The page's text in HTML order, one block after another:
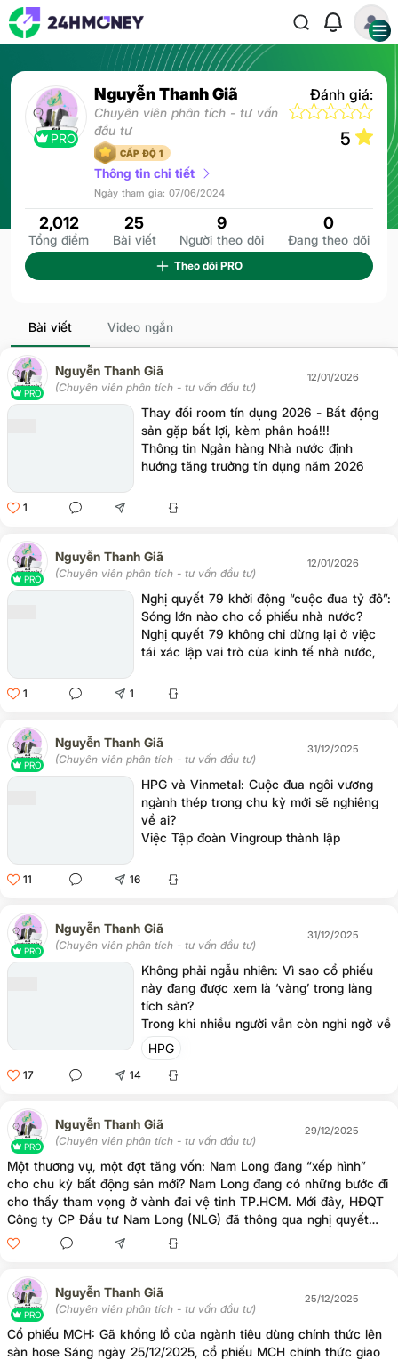
PRO
Nguyễn Thanh Giã
Chuyên viên phân tích - tư vấn
đầu tư
CẤP ĐỘ 1
Thông tin chi tiết
Ngày tham gia: 07/06/2024
Đánh giá:
5
2,012
Tổng điểm
25
Bài viết
9
Người theo dõi
0
Đang theo dõi
Theo dõi PRO
Bài viết Video ngắn
PRO
Nguyễn Thanh Giã
(Chuyên viên phân tích - tư vấn đầu tư)
12/01/2026
Thay đổi room tín dụng 2026 - Bất động
sản gặp bất lợi, kèm phân hoá!!!
Thông tin Ngân hàng Nhà nước định
hướng tăng trưởng tín dụng năm 2026
vay bất động sản đang khiến không ít nhà
1
PRO
Nguyễn Thanh Giã
(Chuyên viên phân tích - tư vấn đầu tư)
12/01/2026
Nghị quyết 79 khởi động “cuộc đua tỷ đô”:
Sóng lớn nào cho cổ phiếu nhà nước?
Nghị quyết 79 không chỉ dừng lại ở việc
tái xác lập vai trò của kinh tế nhà nước,
định lượng rõ ràng, buộc khu vực này phải
1 1
PRO
Nguyễn Thanh Giã
(Chuyên viên phân tích - tư vấn đầu tư)
31/12/2025
HPG và Vinmetal: Cuộc đua ngôi vương
ngành thép trong chu kỳ mới sẽ nghiêng
về ai?
Việc Tập đoàn Vingroup thành lập
tỷ đồng vào dự án thép tại Hà Tĩnh ngay
đặt vào thế so kèo trực diện với Dung
Quất 2 của Hoà Phát. Với công suất thiết
kế khoảng 5 triệu tấn thép mỗi năm,
Vinmetal có quy mô tương đương siêu dự
án Dung Quất 2 – biểu tượng mở rộng
năng lực sản xuất của HPG.
11 16
PRO
Nguyễn Thanh Giã
(Chuyên viên phân tích - tư vấn đầu tư)
31/12/2025
Không phải ngẫu nhiên: Vì sao cổ phiếu
này đang được xem là ‘vàng’ trong làng
tích sản?
Trong khi nhiều người vẫn còn nghi ngờ về
khả năng hồi phục của thị trường bất
động sản, thì ở phía sau, một loạt “bánh
răng chính sách” đang âm thầm xoay
HPG
17 14
PRO
Nguyễn Thanh Giã
(Chuyên viên phân tích - tư vấn đầu tư)
29/12/2025
Một thương vụ, một đợt tăng vốn: Nam Long đang “xếp hình”
cho chu kỳ bất động sản mới? Nam Long đang có những bước đi
cho thấy tham vọng ở vành đai vệ tinh TP.HCM. Mới đây, HĐQT
Công ty CP Đầu tư Nam Long (NLG) đã thông qua nghị quyết
nhận chuyển nhượng thêm phần vốn góp tại Công ty TNHH
Paragon Đại Phước, qua đó nâng tỷ lệ sở hữu lên 58,9% và
được bước đi này, Nam Long đã chi 312 tỷ đồng, đưa Paragon
Đại Phước từ thế liên doanh sang một dự án do NLG kiểm soát.
Dự án tọa lạc tại đảo Đại Phước, huyện Nhơn Trạch (Đồng Nai) -
khu vực được
PRO
Nguyễn Thanh Giã
(Chuyên viên phân tích - tư vấn đầu tư)
25/12/2025
Cổ phiếu MCH: Gã khổng lồ của ngành tiêu dùng chính thức lên
sàn hose Sáng ngày 25/12/2025, cổ phiếu MCH chính thức giao